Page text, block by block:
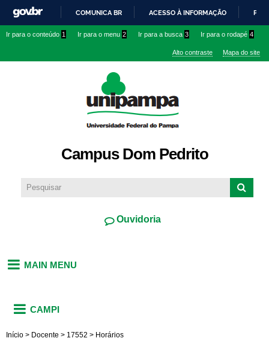
conteúdo
IR
O
COMUNICA BR ACESSO À INFORMAÇÃO
Ir para o conteúdo 1 Ir para o menu 2 Ir para a busca 3 Ir para o rodapé 4
Alto contraste Mapa do site
Campus Dom Pedrito
Ouvidoria
MAIN MENU
CAMPI
Início > Docente > 17552 > Horários